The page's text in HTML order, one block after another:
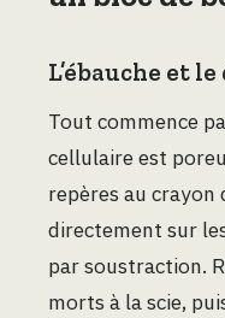
L’ébauche et
Tout commence
cellulaire est
repères au
directement sur
par soustraction.
morts à la scie,